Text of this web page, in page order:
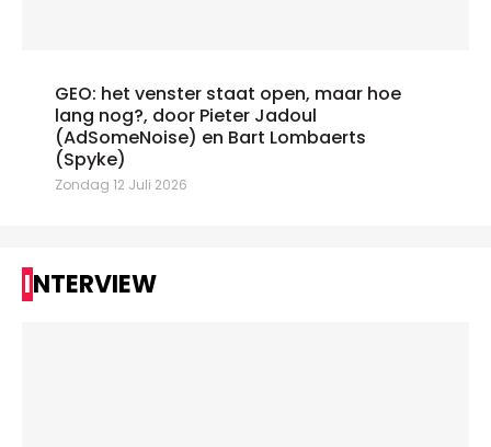
GEO: het venster staat open, maar hoe
lang nog?, door Pieter Jadoul
(AdSomeNoise) en Bart Lombaerts
(Spyke)
Zondag 12 Juli 2026
INTERVIEW